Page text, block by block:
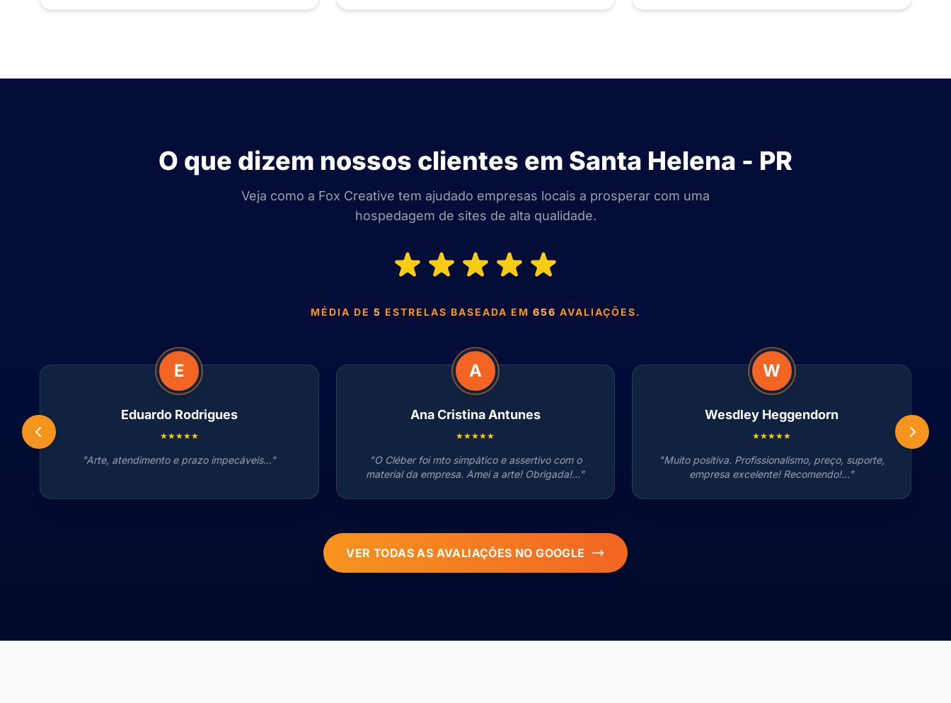
O que dizem nossos clientes em Santa Helena - PR
Veja como a Fox Creative tem ajudado empresas locais a prosperar com uma
hospedagem de sites de alta qualidade.
MÉDIA DE 5 ESTRELAS BASEADA EM 656 AVALIAÇÕES.
E
Eduardo Rodrigues
★★★★★
"Arte, atendimento e prazo impecáveis..."
A
Ana Cristina Antunes
★★★★★
"O Cléber foi mto simpático e assertivo com o
material da empresa. Amei a arte! Obrigada!..."
W
Wesdley Heggendorn
★★★★★
"Muito positiva. Profissionalismo, preço, suporte,
empresa excelente! Recomendo!..."
VER TODAS AS AVALIAÇÕES NO GOOGLE